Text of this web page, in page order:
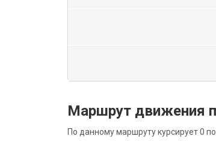
Маршрут движения
По данному маршруту курсирует 0